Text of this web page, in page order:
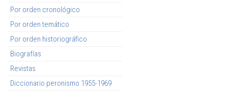
Por orden cronológico
Por orden temático
Por orden historiográfico
Biografías
Revistas
Diccionario peronismo 1955-1969